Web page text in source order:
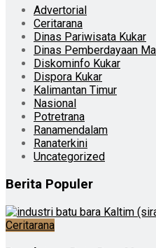
Advertorial
Ceritarana
Dinas Pariwisata Kukar
Dinas Pemberdayaan
Diskominfo Kukar
Dispora Kukar
Kalimantan Timur
Nasional
Potretrana
Ranamendalam
Ranaterkini
Uncategorized
Berita Populer
Ceritarana